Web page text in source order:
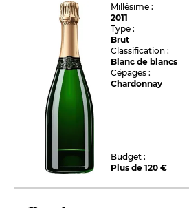
Millésime :
2011
Type :
Brut
Classification :
Blanc de blancs
Cépages :
Chardonnay
Budget :
Plus de 120 €